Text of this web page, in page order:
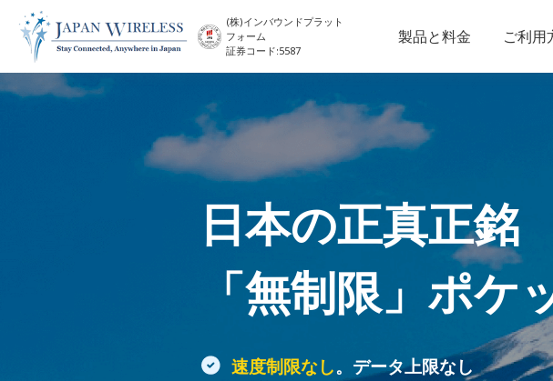
(株)インバウンドプラット
フォーム
証券コード:5587
製品と料金 ご利用
日本の正真正銘
「無制限」 ポケ
速度制限なし。データ上限なし